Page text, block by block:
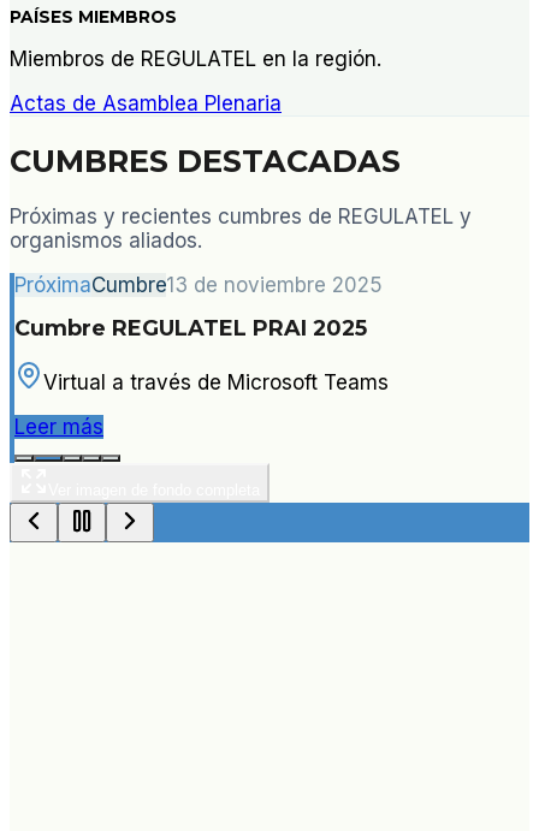
PAÍSES MIEMBROS
Miembros de REGULATEL en la región.
Actas de Asamblea Plenaria
CUMBRES DESTACADAS
Próximas y recientes cumbres de REGULATEL y
organismos aliados.
PróximaCumbre13 de noviembre 2025
Cumbre REGULATEL PRAI 2025
Virtual a través de Microsoft Teams
Leer más